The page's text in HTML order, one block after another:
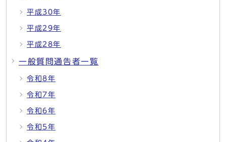
平成30年
平成29年
平成28年
一般質問通告者一覧
令和8年
令和7年
令和6年
令和5年